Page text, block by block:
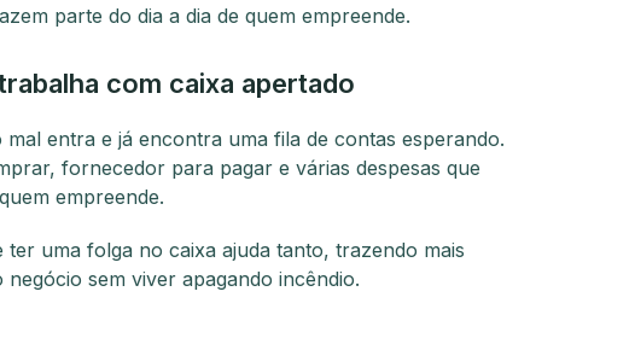
parte do dia a dia de quem empreende.
com caixa apertado
entra e já encontra uma fila de contas esperando.
fornecedor para pagar e várias despesas que
empreende.
ter uma folga no caixa ajuda tanto, trazendo mais
sem viver apagando incêndio.